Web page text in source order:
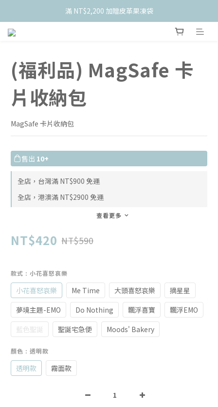
    新會員限定！加入官網會員現折 $50
滿 NT$2,200 加贈皮革果凍袋
(福利品) MagSafe 卡
片收納包
MagSafe 卡片收納包
售出 10+
全店，台灣滿 NT$900 免運
全店，港澳滿 NT$2900 免運
查看更多
NT$420 NT$590
款式 : 小花喜怒哀樂
小花喜怒哀樂 Me Time 大頭喜怒哀樂
摘星星
夢境主題-EMO
Do Nothing 飄浮喜寶
飄浮EMO
藍色聖誕
聖誕宅急便 Moods' Bakery
顏色 : 透明款
透明款 霧面款